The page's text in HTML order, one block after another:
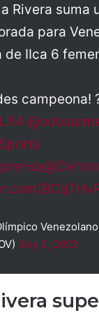
Rivera suma
para
de IIca 6
campeona!
Venezolano
July 2, 2022